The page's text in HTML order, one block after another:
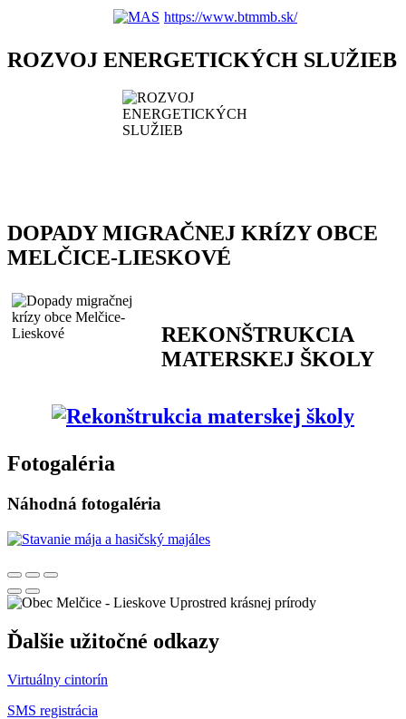
https://www.btmmb.sk/
ROZVOJ ENERGETICKÝCH SLUŽIEB
DOPADY MIGRAČNEJ KRÍZY OBCE
MELČICE-LIESKOVÉ
REKONŠTRUKCIA
MATERSKEJ ŠKOLY
Fotogaléria
Náhodná fotogaléria
Uprostred krásnej prírody
Ďalšie užitočné odkazy
Virtuálny cintorín
SMS registrácia